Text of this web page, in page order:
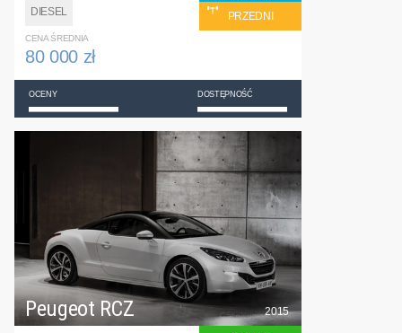
DIESEL
PRZEDNI
CENA ŚREDNIA
80 000 zł
OCENY DOSTĘPNOŚĆ
Peugeot RCZ 2015